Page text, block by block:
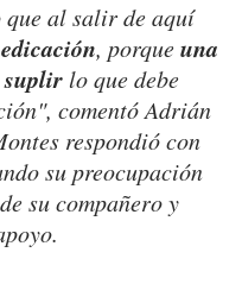
que al salir de aquí
, porqueuna
suplirlo que debe
comentó Adrián
respondió con
su preocupación
su compañero y